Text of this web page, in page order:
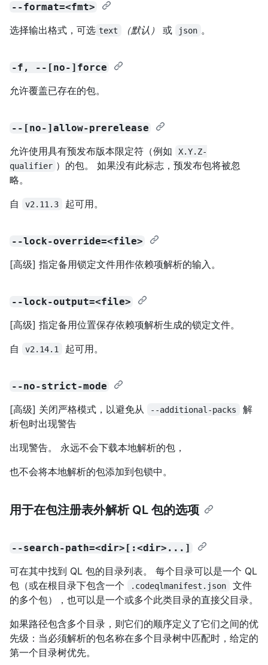
--format=<fmt>
选择输出格式，可选 text （默认） 或 json 。
-f, --[no-]force
允许覆盖已存在的包。
--[no-]allow-prerelease
允许使用具有预发布版本限定符（例如
X.Y.Z-
qualifier ）的包。 如果没有此标志，预发布包将被忽
略。
自
v2.11.3 起可用。
--lock-override=<file>
[高级] 指定备用锁定文件用作依赖项解析的输入。
--lock-output=<file>
[高级] 指定备用位置保存依赖项解析生成的锁定文件。
自
v2.14.1 起可用。
--no-strict-mode
[高级] 关闭严格模式，以避免从 --additional-packs
解
析包时出现警告
出现警告。 永远不会下载本地解析的包，
也不会将本地解析的包添加到包锁中。
用于在包注册表外解析 QL 包的选项
--search-path=<dir>[:<dir>...]
可在其中找到 QL 包的目录列表。 每个目录可以是一个 QL
包（或在根目录下包含一个
.codeqlmanifest.json
文件
的多个包），也可以是一个或多个此类目录的直接父目录。
如果路径包含多个目录，则它们的顺序定义了它们之间的优
先级：当必须解析的包名称在多个目录树中匹配时，给定的
第一个目录树优先。